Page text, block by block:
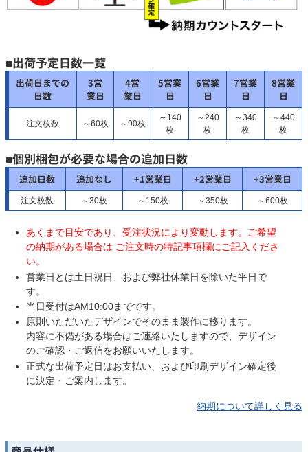
■出荷予定日数一覧
出荷日までの
日数
3営
業日
4営
業日
5営業
日
6営業
日
7営業
日
8営業
日
注文枚数 ～60枚 ～90枚
～140
枚
～240
枚
～340
枚
～440
枚
■個別梱包が必要な場合の追加日数
追加日数 追加なし +1営業日 +2営業日 +3営業日
注文枚数 ～30枚 ～150枚 ～350枚 ～600枚
あくまで目安であり、受注状況により変動します。ご希望
の納期がある場合は ご注文時の特記事項欄にご記入くださ
い。
営業日とは土日祝日、および弊社休業日を除いた平日で
す。
当日受付はAM10:00までです。
原則いただいたデザインでそのまま製作に移ります。
内容に不備がある場合はご連絡いたしますので、デザイン
のご確認・ご返信をお願いいたします。
正式な出荷予定日はお支払い、および印刷デザイン確定後
に決定・ご案内します。
納期について詳しく見る